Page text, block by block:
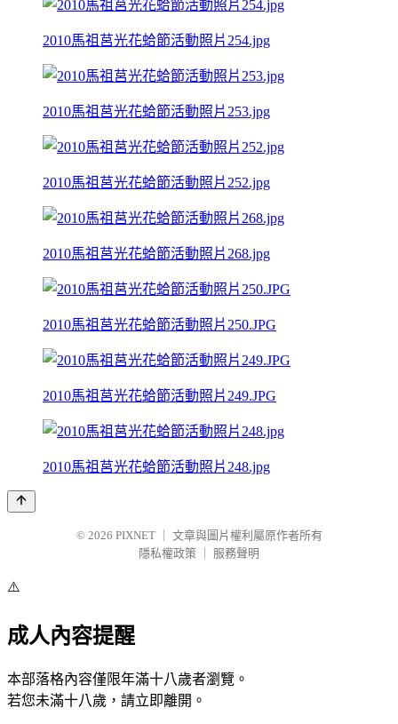
2010馬祖莒光花蛤節活動照片254.jpg
2010馬祖莒光花蛤節活動照片253.jpg
2010馬祖莒光花蛤節活動照片252.jpg
2010馬祖莒光花蛤節活動照片268.jpg
2010馬祖莒光花蛤節活動照片250.JPG
2010馬祖莒光花蛤節活動照片249.JPG
2010馬祖莒光花蛤節活動照片248.jpg
© 2026 PIXNET
文章與圖片權利屬原作者所有
隱私權政策
服務聲明
⚠️
成人內容提醒
本部落格內容僅限年滿十八歲者瀏覽。
若您未滿十八歲，請立即離開。